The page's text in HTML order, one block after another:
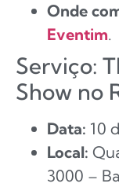
Onde
Eventim.
Serviço:
Show no
Data: 10
Local:
3000 –